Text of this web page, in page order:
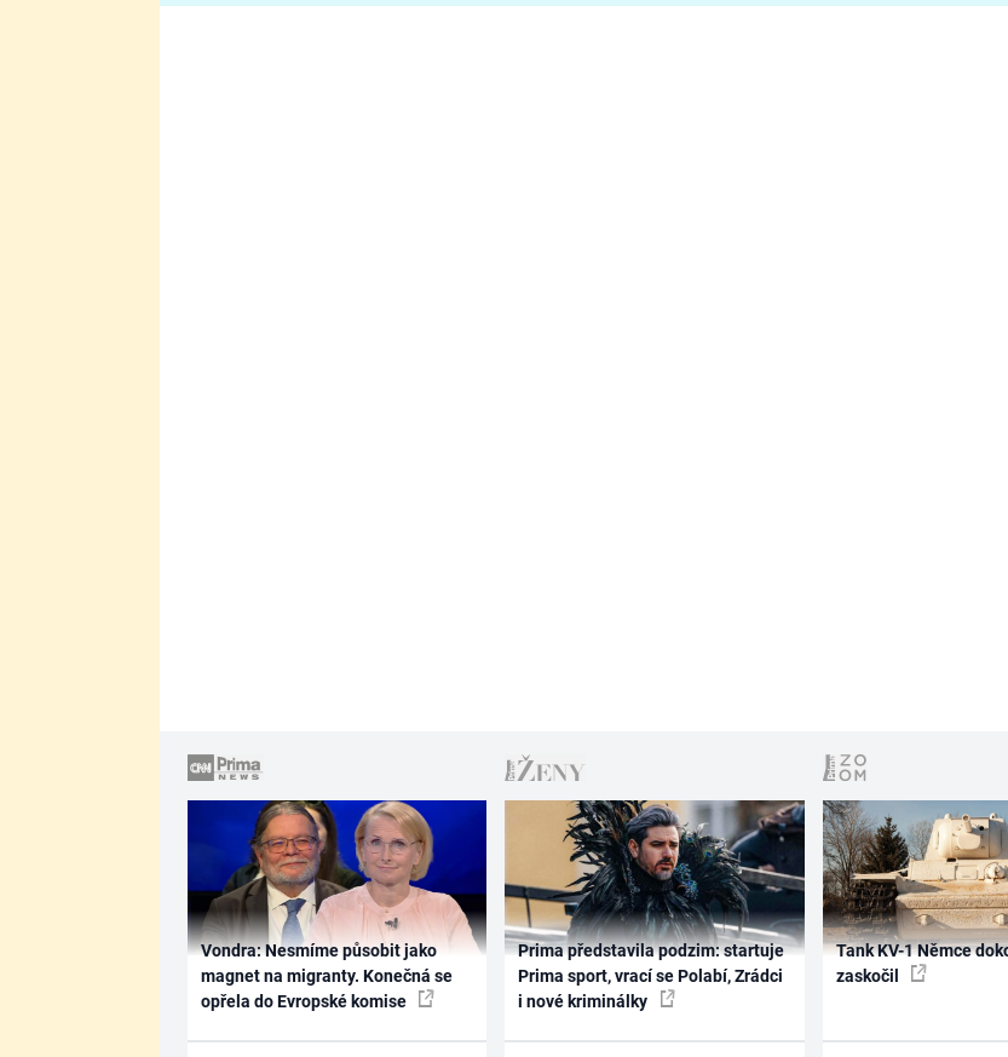
Vondra: Nesmíme působit jako
magnet na migranty. Konečná se
opřela do Evropské komise
Prima představila podzim: startuje
Prima sport, vrací se Polabí, Zrádci
i nové kriminálky
Tank KV-1 Němce
zaskočil